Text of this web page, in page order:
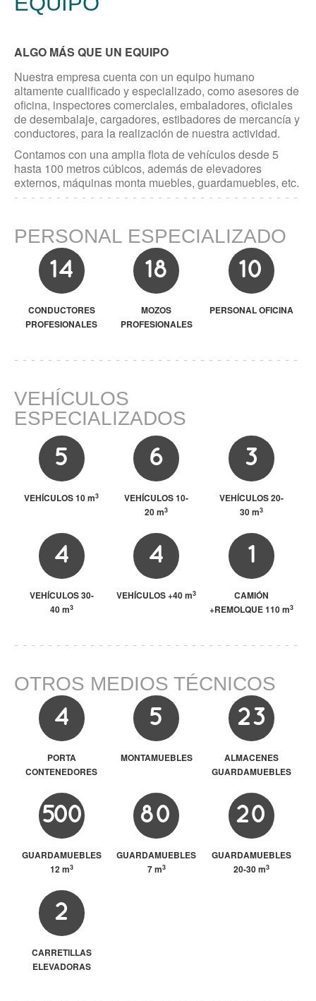
Reciclaje
PROCESOS
Planificación
Consejos de mudanza
Seguros
Certificaciones
FILIALES
Valladolid
Burgos
Palencia
Madrid
Presupuesto
Contacto
ALGO MÁS QUE UN EQUIPO
Nuestra empresa cuenta con un equipo humano
altamente cualificado y especializado, como asesores de
oficina, inspectores comerciales, embaladores, oficiales
de desembalaje, cargadores, estibadores de mercancía y
conductores, para la realización de nuestra actividad.
Contamos con una amplia flota de vehículos desde 5
hasta 100 metros cúbicos, además de elevadores
externos, máquinas monta muebles, guardamuebles, etc.
PERSONAL ESPECIALIZADO
14
CONDUCTORES
PROFESIONALES
18
MOZOS
PROFESIONALES
10
PERSONAL OFICINA
VEHÍCULOS
ESPECIALIZADOS
5
VEHÍCULOS 10 m3
6
VEHÍCULOS 10-
20 m3
3
VEHÍCULOS 20-
30 m3
4
VEHÍCULOS 30-
40 m3
4
VEHÍCULOS +40 m3
1
CAMIÓN
+REMOLQUE 110 m3
OTROS MEDIOS TÉCNICOS
4
PORTA
CONTENEDORES
5
MONTAMUEBLES
23
ALMACENES
GUARDAMUEBLES
500
GUARDAMUEBLES
12 m3
80
GUARDAMUEBLES
7 m3
20
GUARDAMUEBLES
20-30 m3
2
CARRETILLAS
ELEVADORAS